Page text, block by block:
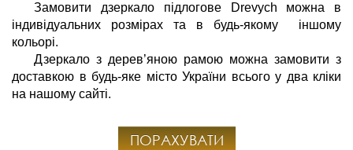
Замовити дзеркало підлогове Drevych можна в
індивідуальних розмірах та в будь-якому  іншому
кольорі.
Дзеркало з дерев’яною рамою можна замовити з
доставкою в будь-яке місто України всього у два кліки
на нашому сайті.
ПОРАХУВАТИ